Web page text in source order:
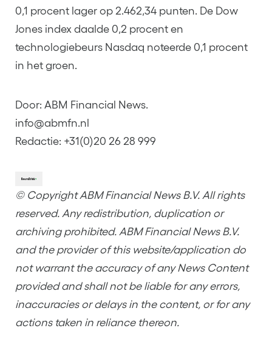
0,1 procent lager op 2.462,34 punten. De Dow
Jones index daalde 0,2 procent en
technologiebeurs Nasdaq noteerde 0,1 procent
in het groen.
Door: ABM Financial News.
info@abmfn.nl
Redactie: +31(0)20 26 28 999
© Copyright ABM Financial News B.V. All rights
reserved. Any redistribution, duplication or
archiving prohibited. ABM Financial News B.V.
and the provider of this website/application do
not warrant the accuracy of any News Content
provided and shall not be liable for any errors,
inaccuracies or delays in the content, or for any
actions taken in reliance thereon.